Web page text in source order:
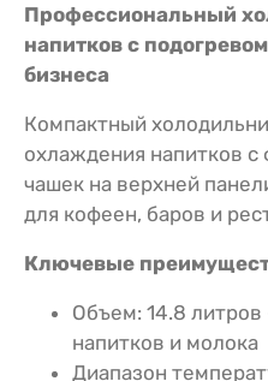
Профессиональный
напитков с
бизнеса
Компактный
охлаждения напитков с
чашек на верхней
для кофеен, баров и
Ключевые
Объем: 14.8
напитков и молока
Диапазон